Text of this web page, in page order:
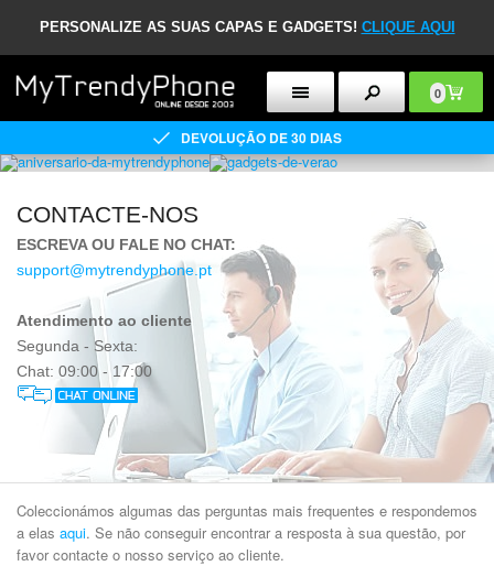
PERSONALIZE AS SUAS CAPAS E GADGETS! CLIQUE AQUI
0
DEVOLUÇÃO DE 30 DIAS
CONTACTE-NOS
ESCREVA OU FALE NO CHAT:
support@mytrendyphone.pt
Atendimento ao cliente
Segunda - Sexta:
Chat: 09:00 - 17:00
Coleccionámos algumas das perguntas mais frequentes e respondemos
a elas aqui. Se não conseguir encontrar a resposta à sua questão, por
favor contacte o nosso serviço ao cliente.